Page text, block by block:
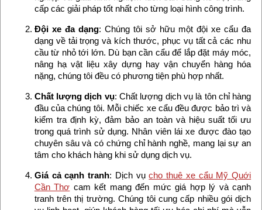
cấp các giải pháp tốt nhất cho từng loại hình công trình.
Đội xe đa dạng: Chúng tôi sở hữu một đội xe cẩu đa
dạng về tải trọng và kích thước, phục vụ tất cả các nhu
cầu từ nhỏ tới lớn. Dù bạn cần cẩu để lắp đặt máy móc,
nâng hạ vật liệu xây dựng hay vận chuyển hàng hóa
nặng, chúng tôi đều có phương tiện phù hợp nhất.
Chất lượng dịch vụ: Chất lượng dịch vụ là tôn chỉ hàng
đầu của chúng tôi. Mỗi chiếc xe cẩu đều được bảo trì và
kiểm tra định kỳ, đảm bảo an toàn và hiệu suất tối ưu
trong quá trình sử dụng. Nhân viên lái xe được đào tạo
chuyên sâu và có chứng chỉ hành nghề, mang lại sự an
tâm cho khách hàng khi sử dụng dịch vụ.
Giá cả cạnh tranh: Dịch vụcho thuê xe cẩu Mỹ Quới
Cần Thơ cam kết mang đến mức giá hợp lý và cạnh
tranh trên thị trường. Chúng tôi cung cấp nhiều gói dịch